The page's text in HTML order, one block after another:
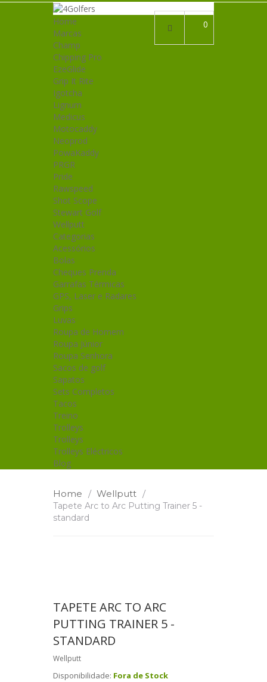
0
Home
Marcas
Champ
Chipping Pro
EzeGlide
Grip It Rite
Igotcha
Lignum
Medicus
Motocaddy
Neoprod
PowaKaddy
PRGR
Pride
Rawspeed
Shot Scope
Stewart Golf
Wellputt
Categorias
Acessórios
Bolas
Cheques Prenda
Garrafas Térmicas
GPS, Laser e Radares
Grips
Luvas
Roupa de Homem
Roupa Júnior
Roupa Senhora
Sacos de golf
Sapatos
Sets Completos
Tacos
Treino
Trolleys
Trolleys
Trolleys Eléctricos
Blog
Home / Wellputt /
Tapete Arc to Arc Putting Trainer 5 -
standard
TAPETE ARC TO ARC
PUTTING TRAINER 5 -
STANDARD
Wellputt
Disponibilidade: Fora de Stock